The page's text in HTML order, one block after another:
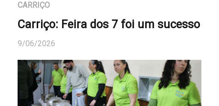
CARRIÇO
Carriço: Feira dos 7 foi um sucesso
9/06/2026